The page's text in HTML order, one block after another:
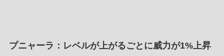
プニャーラ ：レベルが上がるごとに威力が1%上昇